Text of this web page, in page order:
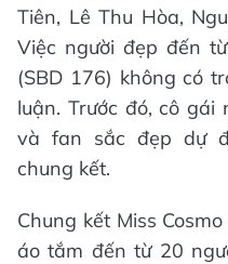
Tiên, Lê Thu Hòa,
Việc người đẹp đến
(SBD 176) không có
luận. Trước đó, cô gái
và fan sắc đẹp dự
chung kết.
Chung kết Miss
áo tắm đến từ 20